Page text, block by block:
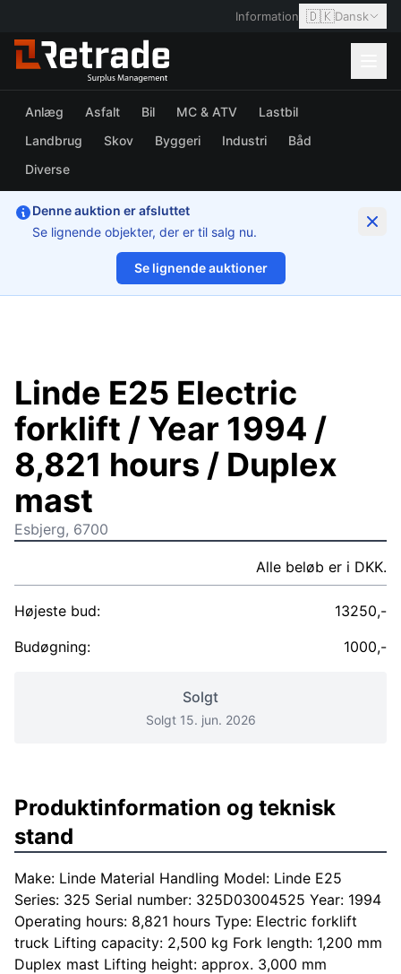
Information 🇩🇰Dansk
Anlæg Asfalt Bil MC & ATV
Lastbil
Landbrug
Skov Byggeri Industri
Båd
Diverse
Denne auktion er afsluttet
Se lignende objekter, der er til salg nu.
Se lignende auktioner
1/75
Linde E25 Electric
forklift / Year 1994 /
8,821 hours / Duplex
mast
Esbjerg, 6700
Alle beløb er i DKK.
Højeste bud:
13250,-
Budøgning:
1000,-
Solgt
Solgt 15. jun. 2026
Produktinformation og teknisk
stand
Make: Linde Material Handling Model: Linde E25
Series: 325 Serial number: 325D03004525 Year: 1994
Operating hours: 8,821 hours Type: Electric forklift
truck Lifting capacity: 2,500 kg Fork length: 1,200 mm
Duplex mast Lifting height: approx. 3,000 mm